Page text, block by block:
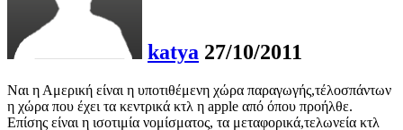
katya 27/10/2011
Ναι η Αμερική είναι η υποτιθέμενη χώρα παραγωγής,τέλοσπάντων
η χώρα που έχει τα κεντρικά κτλ η apple από όπου προήλθε.
Επίσης είναι η ισοτιμία νομίσματος, τα μεταφορικά,τελωνεία κτλ